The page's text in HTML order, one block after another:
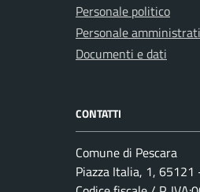
Personale politico
Personale
Documenti e dati
CONTATTI
Comune di Pescara
Piazza Italia, 1, 65121